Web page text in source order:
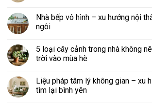
Nhà bếp vô hình – xu hướng nội
ngôi
5 loại cây cảnh trong nhà không
trời vào mùa hè
Liệu pháp tâm lý không gian – xu
tìm lại bình yên